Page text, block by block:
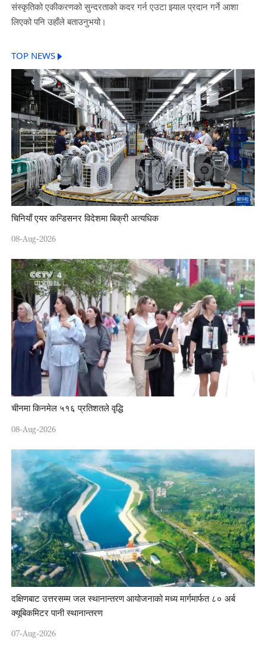
संस्कृतिको एकीकरणको सुन्दरताको कदर गर्न एउटा झ्याल प्रदान गर्ने आशा
लिएको पनि उहाँले बताउनुभयो।
TOP NEWS
चिनियाँ एयर कन्डिसनर विदेशमा बिक्री अत्यधिक
08-Aug-2026
चीनमा किनमेल ५१६ प्रतिशतले वृद्धि
08-Aug-2026
दक्षिणबाट उत्तरसम्म जल स्थानान्तरण आयोजनाको मध्य मार्गमार्फत ८० अर्ब
क्यूबिकमिटर पानी स्थानान्तरण
07-Aug-2026